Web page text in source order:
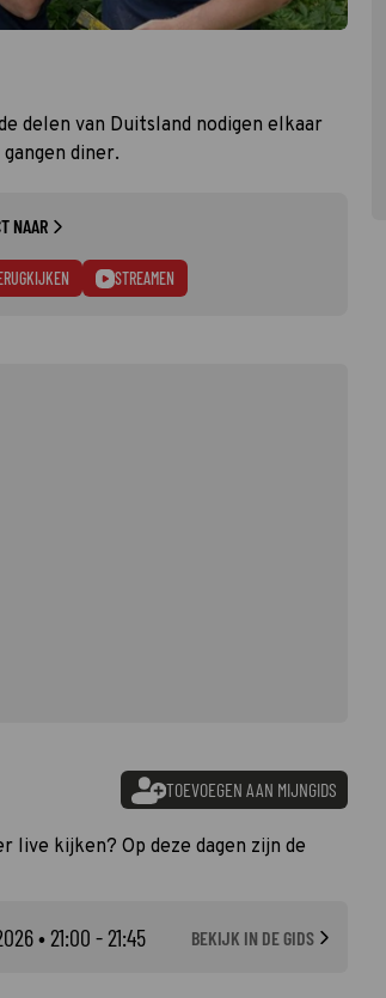
delen van Duitsland nodigen elkaar
diner.
NAAR
STREAMEN
TOEVOEGEN AAN MIJNGIDS
live kijken? Op deze dagen zijn de
• 21:00 - 21:45 BEKIJK IN DE GIDS